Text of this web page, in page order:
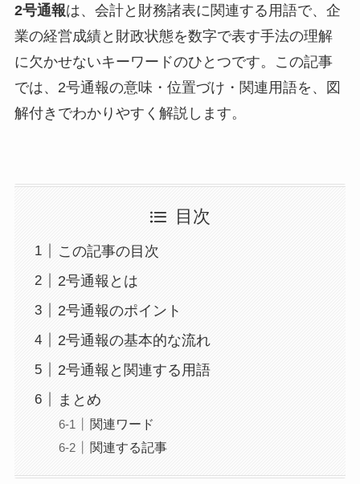
2号通報は、会計と財務諸表に関連する用語で、企
業の経営成績と財政状態を数字で表す手法の理解
に欠かせないキーワードのひとつです。この記事
では、2号通報の意味・位置づけ・関連用語を、図
解付きでわかりやすく解説します。
目次
この記事の目次
2号通報とは
2号通報のポイント
2号通報の基本的な流れ
2号通報と関連する用語
まとめ
関連ワード
関連する記事